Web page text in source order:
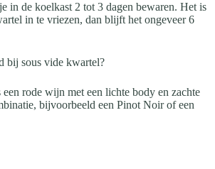
in de koelkast 2 tot 3 dagen bewaren. Het is
in te vriezen, dan blijft het ongeveer 6
bij sous vide kwartel?
rode wijn met een lichte body en zachte
bijvoorbeeld een Pinot Noir of een